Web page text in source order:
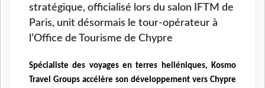
stratégique, officialisé lors du salon IFTM de
Paris, unit désormais le tour-opérateur à
l’Office de Tourisme de Chypre
Spécialiste des voyages en terres helléniques, Kosmo
Travel Groups accélère son développement vers Chypre